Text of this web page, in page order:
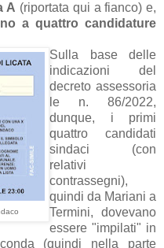
A (riportata qui a fianco) e,
a quattro candidature
Sulla base delle
indicazioni del
decreto assessoria
le n. 86/2022,
dunque, i primi
quattro candidati
sindaci (con
relativi
contrassegni),
quindi da Mariani a
Termini, dovevano
essere "impilati" in
(quindi nella parte